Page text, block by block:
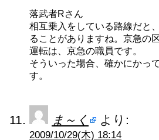
落武者Rさん
相互乗入をしている路線だと
ることがありますね。京急の
運転は、京急の職員です。
そういった場合、確かにかっ
す。
ま～く より:
2009/10/29(木) 18:14